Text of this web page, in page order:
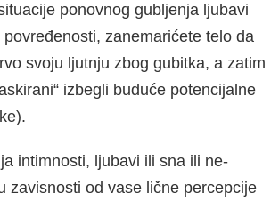
ponovnog gubljenja lju­bavi
zanemariće­te telo da
svoju ljutnju zbog gubitka, a zatim
izbegli buduće potencijalne
intimnosti, ljubavi ili sna ili ne­
zavisnosti od vase lične per­cepcije